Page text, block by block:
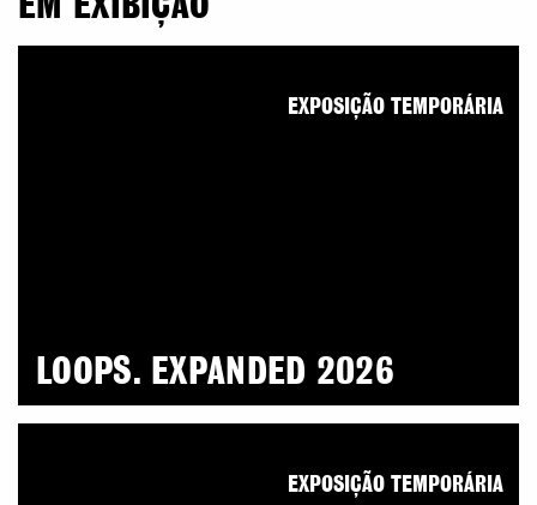
EM EXIBIÇÃO
LOOPS. EXPANDED 2026
EXPOSIÇÃO TEMPORÁRIA
EXPOSIÇÃO TEMPORÁRIA